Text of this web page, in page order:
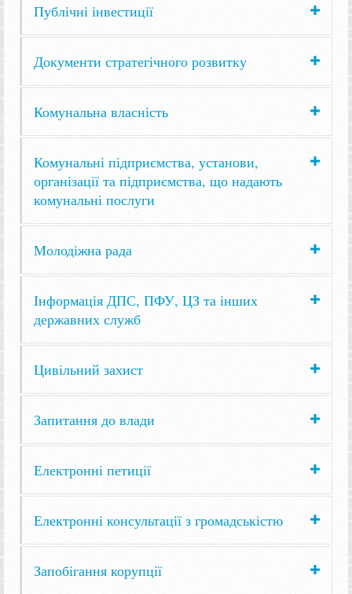
Публічні інвестиції
Документи стратегічного розвитку
Комунальна власність
Комунальні підприємства, установи,
організації та підприємства, що надають
комунальні послуги
Молодіжна рада
Інформація ДПС, ПФУ, ЦЗ та інших
державних служб
Цивільний захист
Запитання до влади
Електронні петиції
Електронні консультації з громадськістю
Запобігання корупції